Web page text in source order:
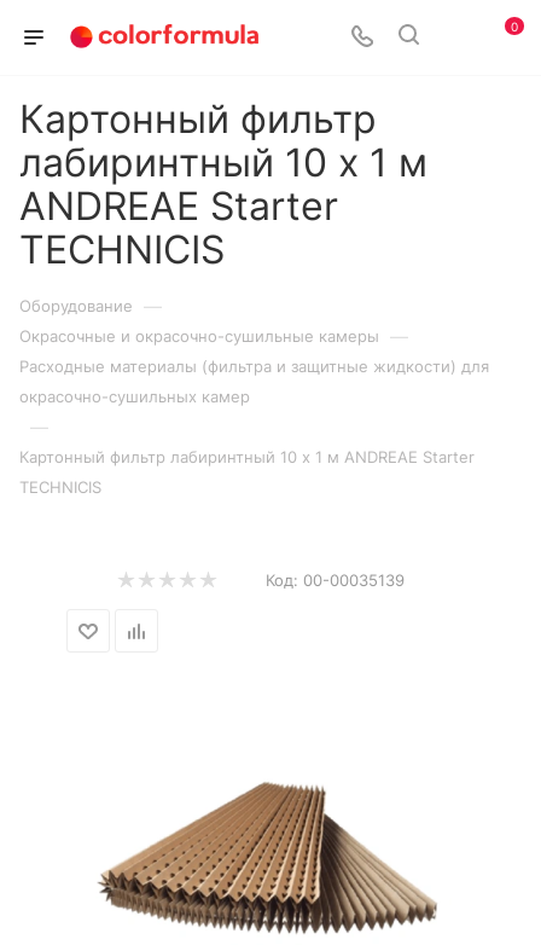
0
Картонный фильтр
лабиринтный 10 х 1 м
ANDREAE Starter
TECHNICIS
Оборудование —
Окрасочные и окрасочно-сушильные камеры —
Расходные материалы (фильтра и защитные жидкости) для
окрасочно-сушильных камер
—
Картонный фильтр лабиринтный 10 х 1 м ANDREAE Starter
TECHNICIS
Код: 00-00035139